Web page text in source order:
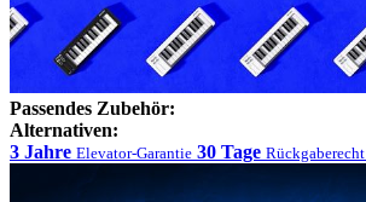
Passendes Zubehör:
Alternativen:
3 Jahre Elevator-Garantie 30 Tage Rückgaberecht